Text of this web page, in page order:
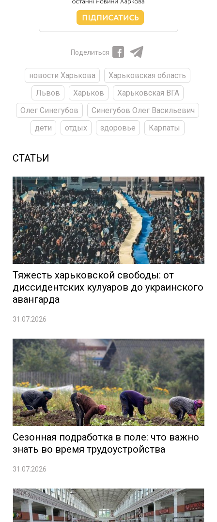
Поделиться
новости Харькова
Харьковская область
Львов
Харьков
Харьковская ВГА
Олег Синегубов
Синегубов Олег Васильевич
дети
отдых здоровье Карпаты
СТАТЬИ
Тяжесть харьковской свободы: от
диссидентских кулуаров до украинского
авангарда
31.07.2026
Сезонная подработка в поле: что важно
знать во время трудоустройства
31.07.2026